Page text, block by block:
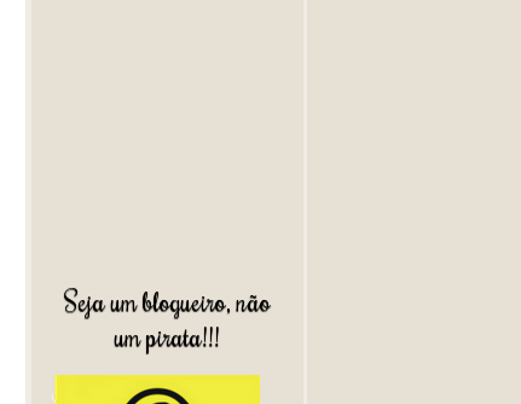
Seja um blogueiro, não
um pirata!!!